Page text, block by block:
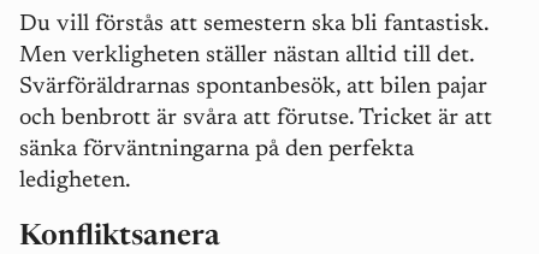
Du vill förstås att semestern ska bli fantastisk.
Men verkligheten ställer nästan alltid till det.
Svärföräldrarnas spontanbesök, att bilen pajar
och benbrott är svåra att förutse. Tricket är att
sänka förväntningarna på den perfekta
ledigheten.
Konfliktsanera